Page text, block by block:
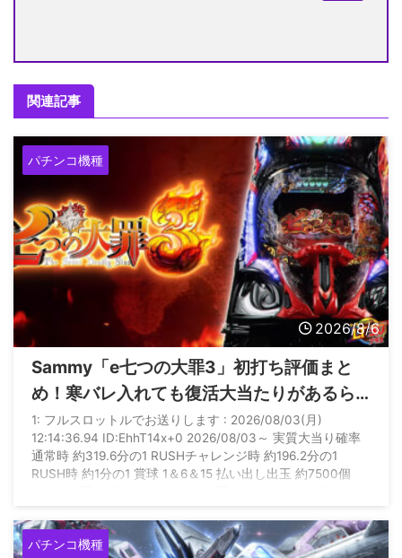
関連記事
パチンコ機種
2026/8/6
Sammy「e七つの大罪3」初打ち評価まと
め！寒バレ入れても復活大当たりがあるら
しいぞ
1: フルスロットルでお送りします : 2026/08/03(月)
12:14:36.94 ID:EhhT14x+0 2026/08/03～ 実質大当り確率
通常時 約319.6分の1 RUSHチャレンジ時 約196.2分の1
RUSH時 約1分の1 賞球 1＆6＆15 払い出し出玉 約7500個
2700個（10R回＋2R×4回） 約1500個（2R×5回） 約450 ...
パチンコ機種